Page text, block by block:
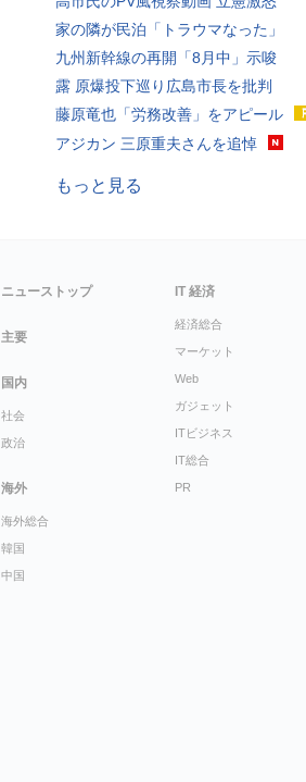
家の隣が民泊「トラウマなった」
九州新幹線の再開「8月中」示唆
露 原爆投下巡り広島市長を批判
藤原竜也「労務改善」をアピール
アジカン 三原重夫さんを追悼
もっと見る
ニューストップ
主要
国内
社会
政治
海外
海外総合
韓国
中国
IT 経済
経済総合
マーケット
Web
ガジェット
ITビジネス
IT総合
PR